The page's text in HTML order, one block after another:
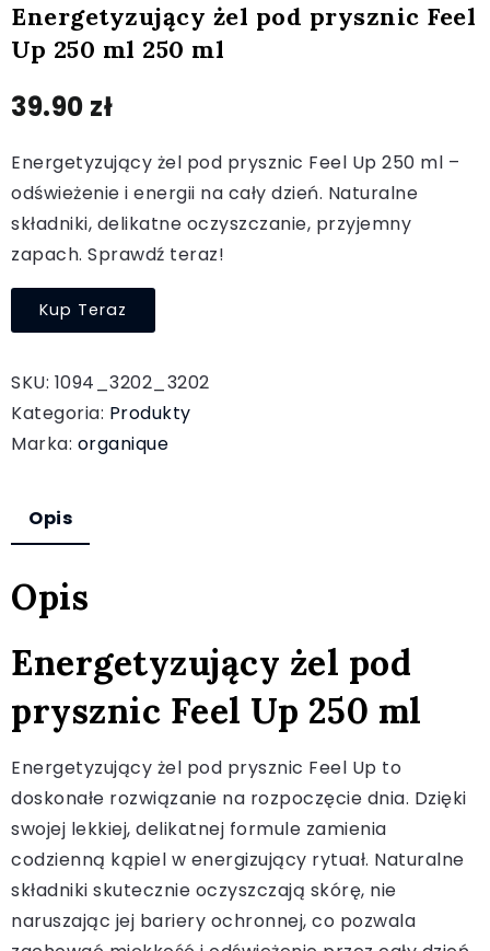
Energetyzujący żel pod prysznic Feel
Up 250 ml 250 ml
39.90 zł
Energetyzujący żel pod prysznic Feel Up 250 ml –
odświeżenie i energii na cały dzień. Naturalne
składniki, delikatne oczyszczanie, przyjemny
zapach. Sprawdź teraz!
Kup Teraz
SKU: 1094_3202_3202
Kategoria: Produkty
Marka: organique
Opis
Opis
Energetyzujący żel pod
prysznic Feel Up 250 ml
Energetyzujący żel pod prysznic Feel Up to
doskonałe rozwiązanie na rozpoczęcie dnia. Dzięki
swojej lekkiej, delikatnej formule zamienia
codzienną kąpiel w energizujący rytuał. Naturalne
składniki skutecznie oczyszczają skórę, nie
naruszając jej bariery ochronnej, co pozwala